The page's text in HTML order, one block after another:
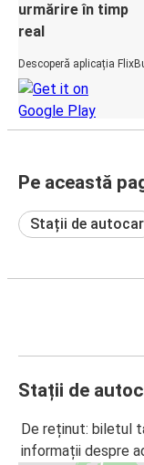
urmărire în timp
real
Descoperă aplicația
Pe această
Stații de autocar
Stații de
De reținut: biletul
informații despre